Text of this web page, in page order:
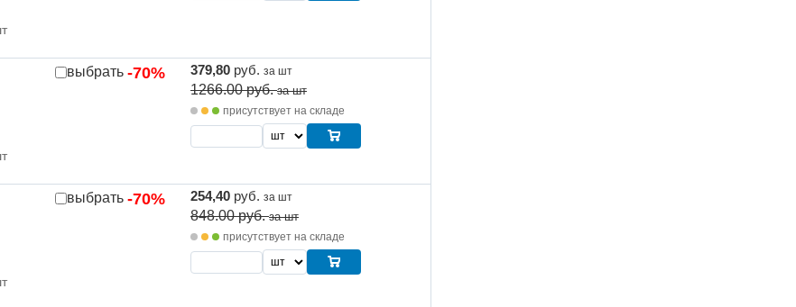
-70%
выбрать 379,80 руб. за шт
1266.00руб. за шт
присутствует на складе
-70%
выбрать 254,40 руб. за шт
848.00руб. за шт
присутствует на складе